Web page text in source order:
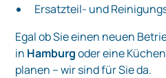
Ersatzteil- und
Egal ob Sie einen neuen
in Hamburgoder eine
planen – wir sind für Sie da.